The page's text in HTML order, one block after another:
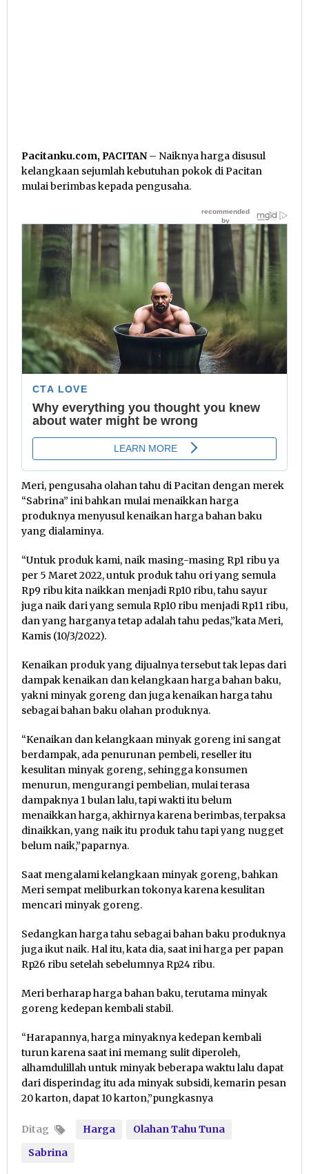
Pacitanku.com, PACITAN – Naiknya harga disusul
kelangkaan sejumlah kebutuhan pokok di Pacitan
mulai berimbas kepada pengusaha.
Meri, pengusaha olahan tahu di Pacitan dengan merek
“Sabrina” ini bahkan mulai menaikkan harga
produknya menyusul kenaikan harga bahan baku
yang dialaminya.
“Untuk produk kami, naik masing-masing Rp1 ribu ya
per 5 Maret 2022, untuk produk tahu ori yang semula
Rp9 ribu kita naikkan menjadi Rp10 ribu, tahu sayur
juga naik dari yang semula Rp10 ribu menjadi Rp11 ribu,
dan yang harganya tetap adalah tahu pedas,”kata Meri,
Kamis (10/3/2022).
Kenaikan produk yang dijualnya tersebut tak lepas dari
dampak kenaikan dan kelangkaan harga bahan baku,
yakni minyak goreng dan juga kenaikan harga tahu
sebagai bahan baku olahan produknya.
“Kenaikan dan kelangkaan minyak goreng ini sangat
berdampak, ada penurunan pembeli, reseller itu
kesulitan minyak goreng, sehingga konsumen
menurun, mengurangi pembelian, mulai terasa
dampaknya 1 bulan lalu, tapi wakti itu belum
menaikkan harga, akhirnya karena berimbas, terpaksa
dinaikkan, yang naik itu produk tahu tapi yang nugget
belum naik,”paparnya.
Saat mengalami kelangkaan minyak goreng, bahkan
Meri sempat meliburkan tokonya karena kesulitan
mencari minyak goreng.
Sedangkan harga tahu sebagai bahan baku produknya
juga ikut naik. Hal itu, kata dia, saat ini harga per papan
Rp26 ribu setelah sebelumnya Rp24 ribu.
Meri berharap harga bahan baku, terutama minyak
goreng kedepan kembali stabil.
“Harapannya, harga minyaknya kedepan kembali
turun karena saat ini memang sulit diperoleh,
alhamdulillah untuk minyak beberapa waktu lalu dapat
dari disperindag itu ada minyak subsidi, kemarin pesan
20 karton, dapat 10 karton,”pungkasnya
Ditag Harga
Olahan Tahu Tuna
Sabrina